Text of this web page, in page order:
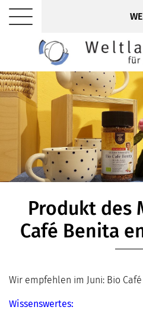
Produkt des
Café Benita
Wir empfehlen im Juni: Bio
Wissenswertes: